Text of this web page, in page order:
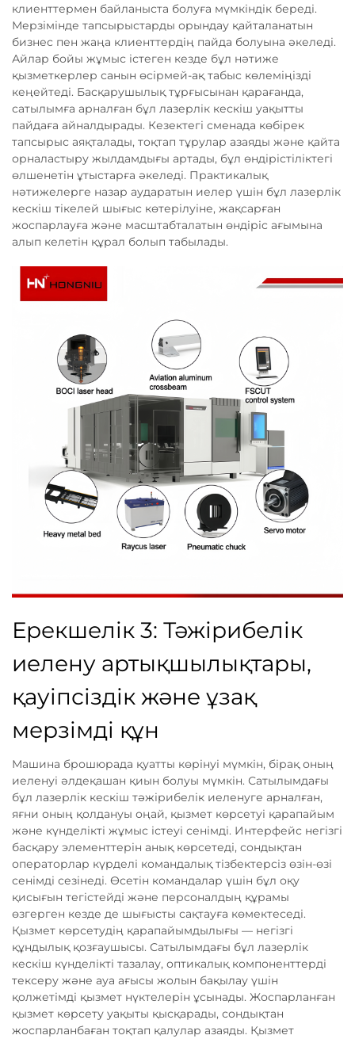
клиенттермен байланыста болуға мүмкіндік береді.
Мерзімінде тапсырыстарды орындау қайталанатын
бизнес пен жаңа клиенттердің пайда болуына әкеледі.
Айлар бойы жұмыс істеген кезде бұл нәтиже
қызметкерлер санын өсірмей-ақ табыс көлеміңізді
кеңейтеді. Басқарушылық тұрғысынан қарағанда,
сатылымға арналған бұл лазерлік кескіш уақытты
пайдаға айналдырады. Кезектегі сменада көбірек
тапсырыс аяқталады, тоқтап тұрулар азаяды және қайта
орналастыру жылдамдығы артады, бұл өндірістіліктегі
өлшенетін ұтыстарға әкеледі. Практикалық
нәтижелерге назар аударатын иелер үшін бұл лазерлік
кескіш тікелей шығыс көтерілуіне, жақсарған
жоспарлауға және масштабталатын өндіріс ағымына
алып келетін құрал болып табылады.
Ерекшелік 3: Тәжірибелік
иелену артықшылықтары,
қауіпсіздік және ұзақ
мерзімді құн
Машина брошюрада қуатты көрінуі мүмкін, бірақ оның
иеленуі әлдеқашан қиын болуы мүмкін. Сатылымдағы
бұл лазерлік кескіш тәжірибелік иеленуге арналған,
яғни оның қолдануы оңай, қызмет көрсетуі қарапайым
және күнделікті жұмыс істеуі сенімді. Интерфейс негізгі
басқару элементтерін анық көрсетеді, сондықтан
операторлар күрделі командалық тізбектерсіз өзін-өзі
сенімді сезінеді. Өсетін командалар үшін бұл оқу
қисығын тегістейді және персоналдың құрамы
өзгерген кезде де шығысты сақтауға көмектеседі.
Қызмет көрсетудің қарапайымдылығы — негізгі
құндылық қозғаушысы. Сатылымдағы бұл лазерлік
кескіш күнделікті тазалау, оптикалық компоненттерді
тексеру және ауа ағысы жолын бақылау үшін
қолжетімді қызмет нүктелерін ұсынады. Жоспарланған
қызмет көрсету уақыты қысқарады, сондықтан
жоспарланбаған тоқтап қалулар азаяды. Қызмет